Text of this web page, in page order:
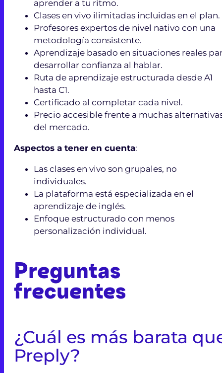
aprender a tu ritmo.
Clases en vivo ilimitadas incluidas en el plan.
Profesores expertos de nivel nativo con una
metodología consistente.
Aprendizaje basado en situaciones reales
desarrollar confianza al hablar.
Ruta de aprendizaje estructurada desde A1
hasta C1.
Certificado al completar cada nivel.
Precio accesible frente a muchas
del mercado.
Aspectos a tener en cuenta:
Las clases en vivo son grupales, no
individuales.
La plataforma está especializada en el
aprendizaje de inglés.
Enfoque estructurado con menos
personalización individual.
Preguntas
frecuentes
¿Cuál es más barata
Preply?